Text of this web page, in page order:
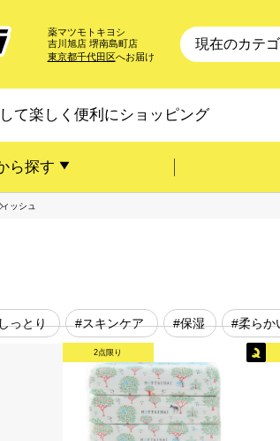
薬マツモトキヨシ
吉川旭店 堺南島町店
東京都千代田区へお届け
て楽しく便利にショッピング
ら探す
ッシュ
っとり #スキンケア #保湿 #柔らか
2点限り